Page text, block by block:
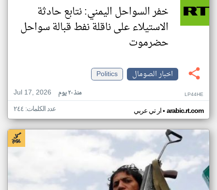
خفر السواحل اليمني: نتابع حادثة
الاستيلاء على ناقلة نفط قبالة سواحل
حضرموت
اخبار الصومال
Politics
Jul 17, 2026
منذ ٢٠ يوم LP44HE
ار تي عربي• arabic.rt.com عدد الكلمات: ٢٤٤